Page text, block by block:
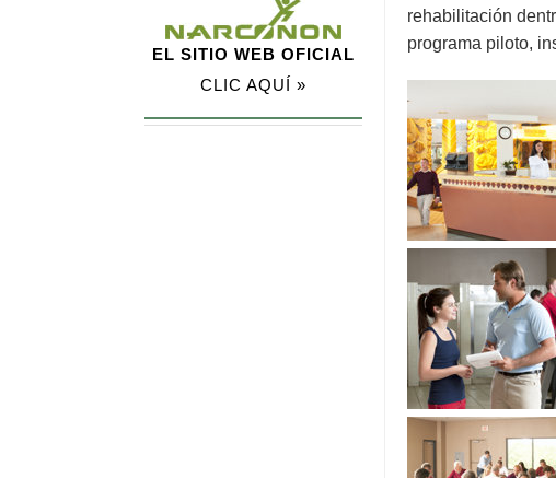
rehabilitación
programa piloto,
EL SITIO WEB OFICIAL
CLIC AQUÍ »